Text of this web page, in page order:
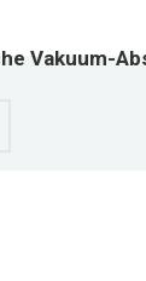
Vakuum-